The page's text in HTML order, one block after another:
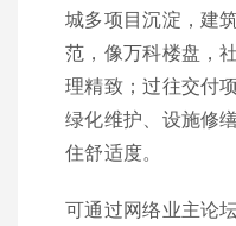
城多项目沉淀，建
范，像万科楼盘，
理精致；过往交付
绿化维护、设施修
住舒适度。
可通过网络业主论